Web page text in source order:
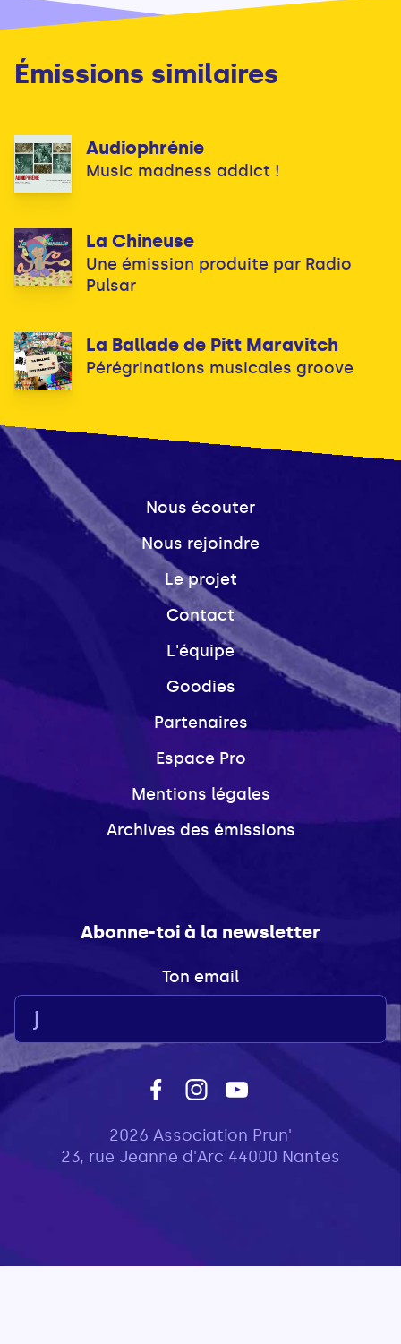
Émissions similaires
Audiophrénie
Music madness addict !
La Chineuse
Une émission produite par Radio
Pulsar
La Ballade de Pitt Maravitch
Pérégrinations musicales groove
Nous écouter
Nous rejoindre
Le projet
Contact
L'équipe
Goodies
Partenaires
Espace Pro
Mentions légales
Archives des émissions
Abonne-toi à la newsletter
Ton email
2026 Association Prun'
23, rue Jeanne d'Arc 44000 Nantes